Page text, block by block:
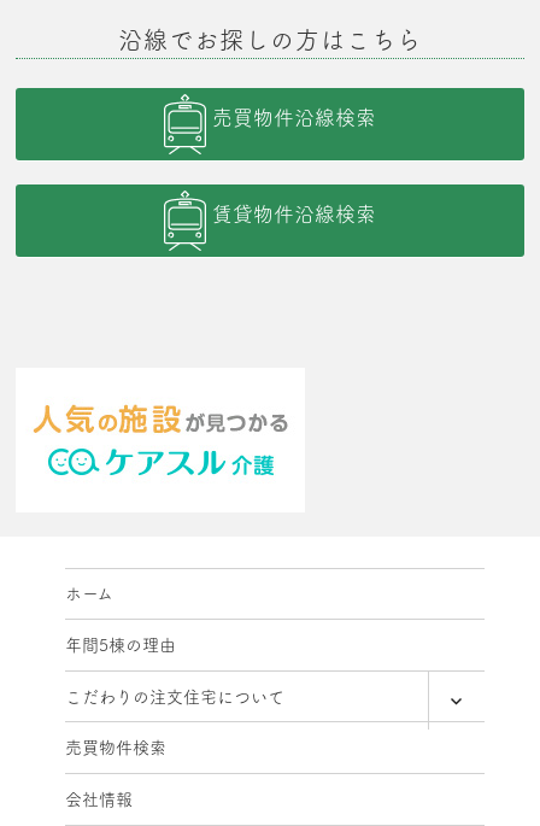
沿線でお探しの方はこちら
売買物件沿線検索
賃貸物件沿線検索
ホーム
年間5棟の理由
こだわりの注文住宅について
売買物件検索
会社情報